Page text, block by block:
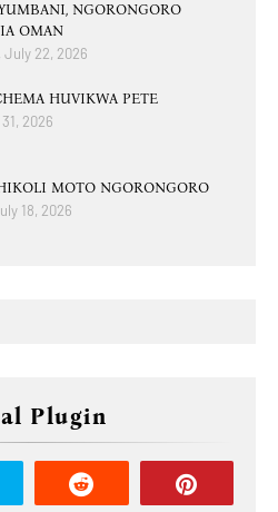
NGORONGORO
OMAN
July 22, 2026
HUVIKWA PETE
2026
MOTO NGORONGORO
18, 2026
Plugin